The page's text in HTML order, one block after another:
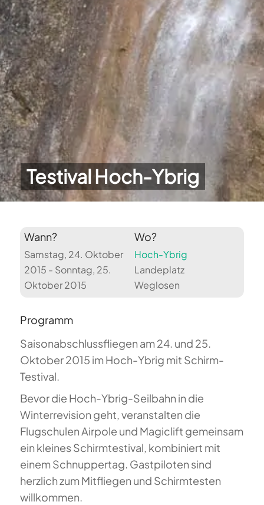
Testival Hoch-Ybrig
Wann?
Samstag, 24. Oktober
2015 - Sonntag, 25.
Oktober 2015
Wo?
Hoch-Ybrig
Landeplatz
Weglosen
Programm
Saisonabschlussfliegen am 24. und 25.
Oktober 2015 im Hoch-Ybrig mit Schirm-
Testival.
Bevor die Hoch-Ybrig-Seilbahn in die
Winterrevision geht, veranstalten die
Flugschulen Airpole und Magiclift gemeinsam
ein kleines Schirmtestival, kombiniert mit
einem Schnuppertag. Gastpiloten sind
herzlich zum Mitfliegen und Schirmtesten
willkommen.